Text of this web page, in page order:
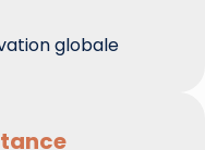
globale